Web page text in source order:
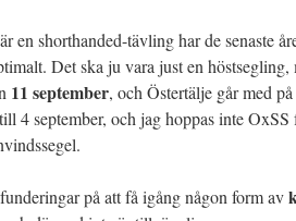
en shorthanded-tävling har de senaste
Det ska ju vara just en
11 september, och Östertälje går med
4 september, och jag hoppas inte
på att få igång någon form av